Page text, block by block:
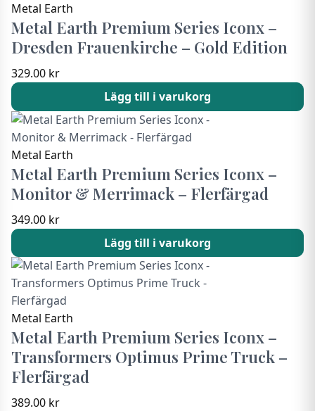
Metal Earth
Metal Earth Premium Series Iconx –
Dresden Frauenkirche – Gold Edition
329.00 kr
Lägg till i varukorg
Metal Earth
Metal Earth Premium Series Iconx –
Monitor & Merrimack – Flerfärgad
349.00 kr
Lägg till i varukorg
Metal Earth
Metal Earth Premium Series Iconx –
Transformers Optimus Prime Truck –
Flerfärgad
389.00 kr